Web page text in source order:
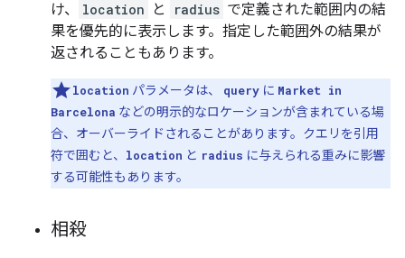
け、
location と radius で定義された範囲内の結
果を優先的に表示します。指定した範囲外の結果が
返されることもあります。
location パラメータは、 query に Market in
Barcelona などの明示的なロケーションが含まれている場
合、オーバーライドされることがあります。クエリを引用
符で囲むと、 location と radius に与えられる重みに影響
する可能性もあります。
相殺